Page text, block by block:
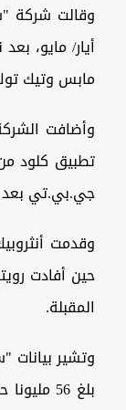
وقالت شركة
أيار/ مايو،
مابس وتيك
وأضافت
جي.بي.تي بعد
وقدمت
حين أفادت
المقبلة.
وتشير
بلغ 56